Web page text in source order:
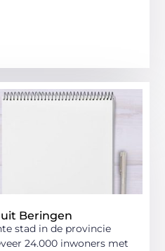
Beringen
stad in de provincie
24.000 inwoners met